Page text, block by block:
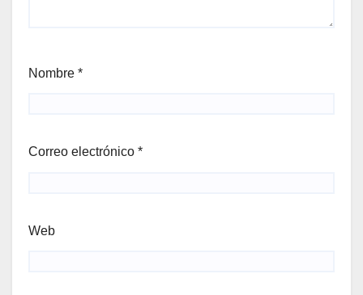
Nombre *
Correo electrónico *
Web